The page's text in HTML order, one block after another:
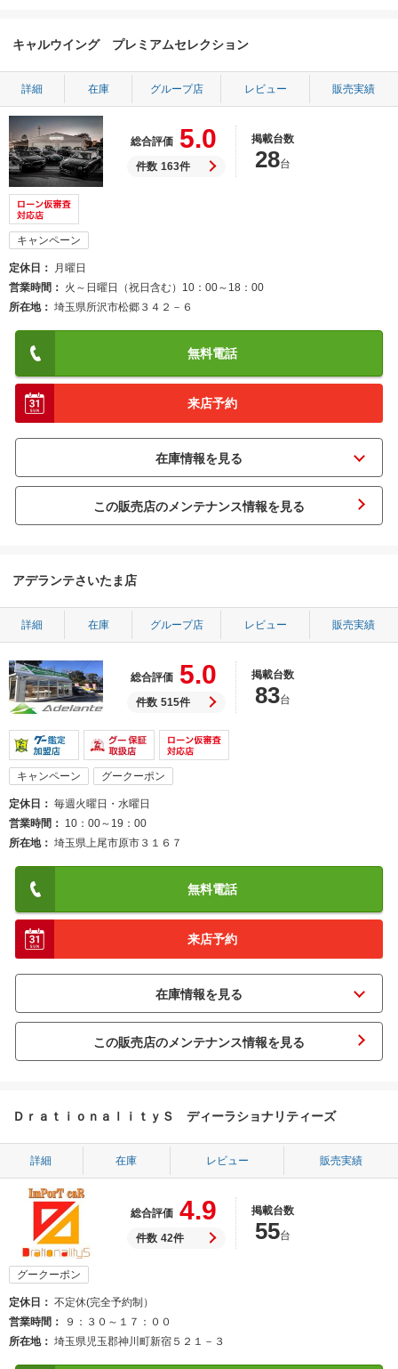
キャルウイング プレミアムセレクション
詳細 在庫 グループ店 レビュー 販売実績
総合評価 5.0
件数 163件
掲載台数
28台
キャンペーン
定休日
月曜日
営業時間
火～日曜日（祝日含む）10：00～18：00
所在地
埼玉県所沢市松郷３４２－６
無料電話
来店予約
この販売店のメンテナンス情報を見る
アデランテさいたま店
詳細 在庫 グループ店 レビュー 販売実績
総合評価 5.0
件数 515件
掲載台数
83台
キャンペーン グークーポン
定休日
毎週火曜日・水曜日
営業時間
10：00～19：00
所在地
埼玉県上尾市原市３１６７
無料電話
来店予約
この販売店のメンテナンス情報を見る
ＤｒａｔｉｏｎａｌｉｔｙＳ ディーラショナリティーズ
詳細 在庫 レビュー 販売実績
総合評価 4.9
件数 42件
掲載台数
55台
グークーポン
定休日
不定休(完全予約制）
営業時間
９：３０～１７：００
所在地
埼玉県児玉郡神川町新宿５２１－３